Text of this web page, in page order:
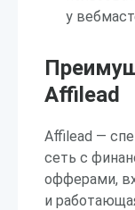
у
Affilead
Affilead —
сеть с
офферами,
и